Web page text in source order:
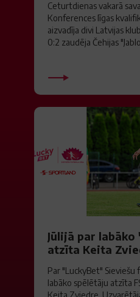
Ceturtdienas vakarā
Konferences līgas
aizvadīja divi Latvijas
0:2 zaudēja Čehijas
Jūlijā par labāko
atzīta Keita
Par "LuckyBet" Sieviešu
labāko spēlētāju atzīta
Keita Zviedre.